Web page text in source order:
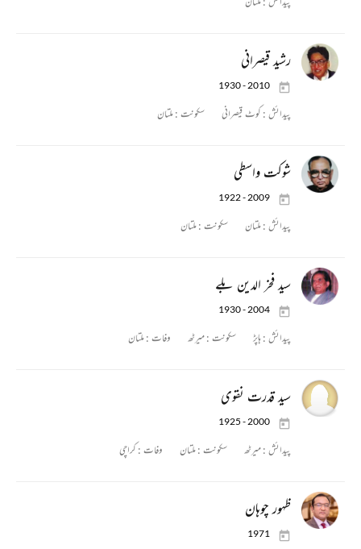
رشید قیصرانی
1930 - 2010
پیدائش : کوٹ قیصرانی سکونت :ملتان
شوکت واسطی
1922 - 2009
پیدائش :ملتان سکونت :ملتان
سید فخر الدین بلے
1930 - 2004
پیدائش :ہاپڑ سکونت :میرٹھ وفات :ملتان
سید قدرت نقوی
1925 - 2000
پیدائش :میرٹھ سکونت :ملتان وفات :کراچی
ظہور چوہان
1971